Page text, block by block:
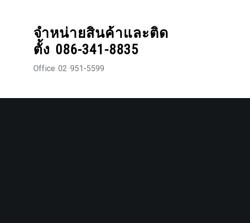
จำหน่ายสินค้าและติด
ตั้ง 086-341-8835
Office 02 951-5599